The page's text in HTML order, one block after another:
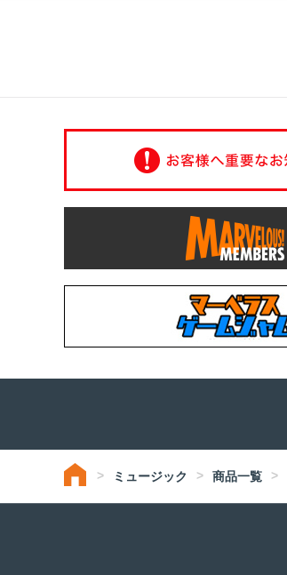
ミュージック 商品一覧